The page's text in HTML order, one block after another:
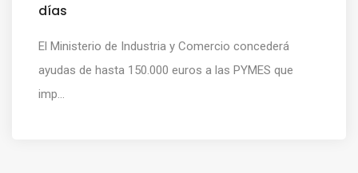
días
El Ministerio de Industria y Comercio concederá
ayudas de hasta 150.000 euros a las PYMES que
imp...